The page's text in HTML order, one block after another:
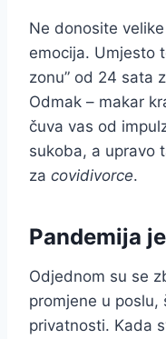
Ne donosite
emocija. Umjesto
zonu” od 24 sata
Odmak – makar
čuva vas od
sukoba, a upravo
za covidivorce.
Pandemija
Odjednom su se
promjene u
privatnosti. Kada